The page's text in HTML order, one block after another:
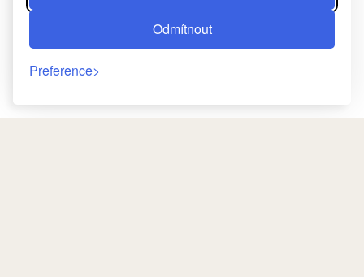
Odmítnout
Preference